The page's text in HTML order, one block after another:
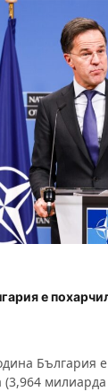
е
България